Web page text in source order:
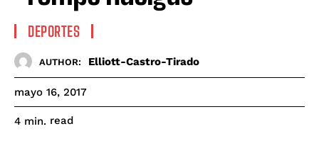
DEPORTES
AUTHOR: Elliott-Castro-Tirado
mayo 16, 2017
4 min. read